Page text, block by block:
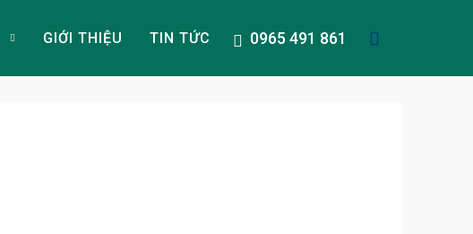
GIỚI THIỆU TIN TỨC 0965 491 861